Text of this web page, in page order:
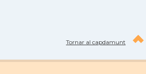
Tornar al capdamunt